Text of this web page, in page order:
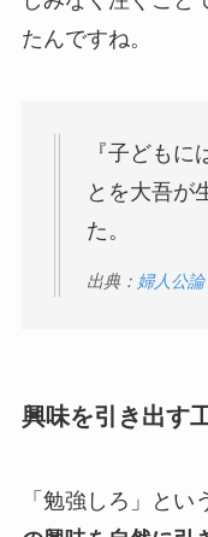
たんですね。
『子どもに
とを大吾が
た。
出典： 婦人公論
興味を引き出す
「勉強しろ」とい